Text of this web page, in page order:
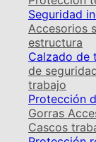
Seguridad
Accesorios
estructura
Calzado de
de
trabajo
Protección
Gorras
Cascos